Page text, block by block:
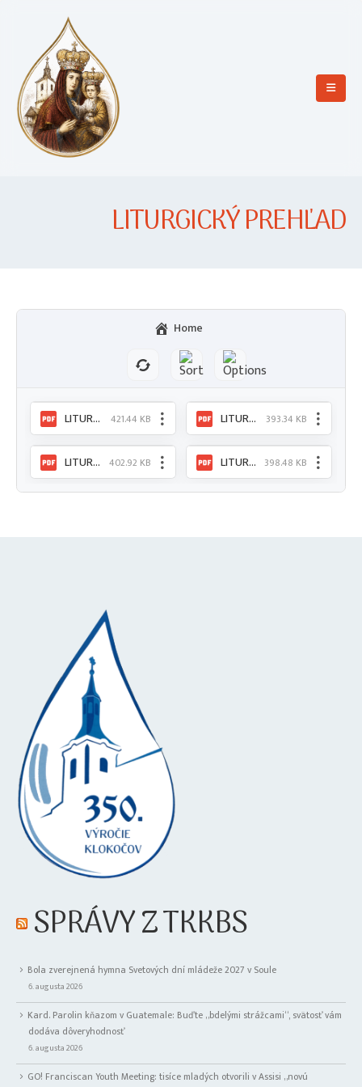
LITURGICKÝ PREHĽAD
Home
LITURGICKÝ PROGRAM 3.8. 2026 - 9.8. 2026.pdf 421.44 KB LITURGICKÝ PROGRAM 13. 7. 2026 - 19. 7. 2026.pdf 393.34 KB
LITURGICKÝ PROGRAM 20. 7. 2026 - 26. 7. 2026.pdf 402.92 KB LITURGICKÝ PROGRAM 27. 7. 2026 - 2.8. 2026.pdf 398.48 KB
SPRÁVY Z TKKBS
Bola zverejnená hymna Svetových dní mládeže 2027 v Soule
6. augusta 2026
Kard. Parolin kňazom v Guatemale: Buďte „bdelými strážcami“, svätosť vám
dodáva dôveryhodnosť
6. augusta 2026
GO! Franciscan Youth Meeting: tisíce mladých otvorili v Assisi „novú